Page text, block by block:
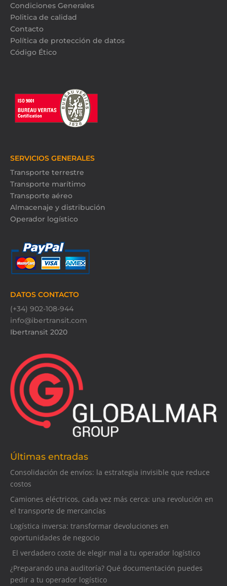
Condiciones Generales
Politica de calidad
Contacto
Política de protección de datos
Código Ético
SERVICIOS GENERALES
Transporte terrestre
Transporte marítimo
Transporte aéreo
Almacenaje y distribución
Operador logístico
DATOS CONTACTO
(+34) 902-108-944
info@ibertransit.com
Ibertransit 2020
Últimas entradas
Consolidación de envíos: la estrategia invisible que reduce
costos
Camiones eléctricos, cada vez más cerca: una revolución en
el transporte de mercancías
Logística inversa: transformar devoluciones en
oportunidades de negocio
El verdadero coste de elegir mal a tu operador logístico
¿Preparando una auditoría? Qué documentación puedes
pedir a tu operador logístico